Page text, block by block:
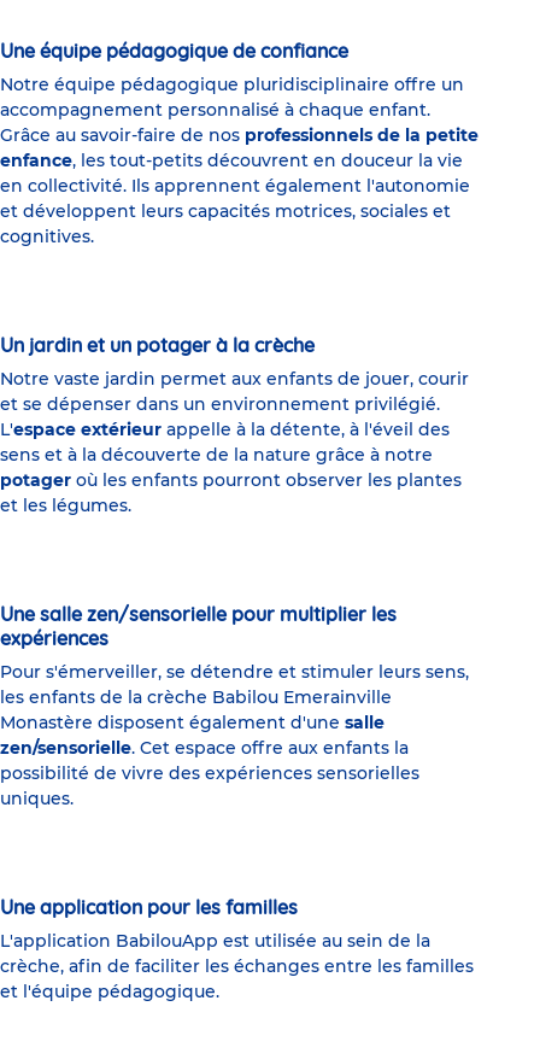
Une équipe pédagogique de confiance
Notre équipe pédagogique pluridisciplinaire offre un
accompagnement personnalisé à chaque enfant.
Grâce au savoir-faire de nos professionnels de la petite
enfance, les tout-petits découvrent en douceur la vie
en collectivité. Ils apprennent également l'autonomie
et développent leurs capacités motrices, sociales et
cognitives.
Un jardin et un potager à la crèche
Notre vaste jardin permet aux enfants de jouer, courir
et se dépenser dans un environnement privilégié.
L'espace extérieur appelle à la détente, à l'éveil des
sens et à la découverte de la nature grâce à notre
potager où les enfants pourront observer les plantes
et les légumes.
Une salle zen/sensorielle pour multiplier les
expériences
Pour s'émerveiller, se détendre et stimuler leurs sens,
les enfants de la crèche Babilou Emerainville
Monastère disposent également d'une salle
zen/sensorielle. Cet espace offre aux enfants la
possibilité de vivre des expériences sensorielles
uniques.
Une application pour les familles
L'application BabilouApp est utilisée au sein de la
crèche, afin de faciliter les échanges entre les familles
et l'équipe pédagogique.